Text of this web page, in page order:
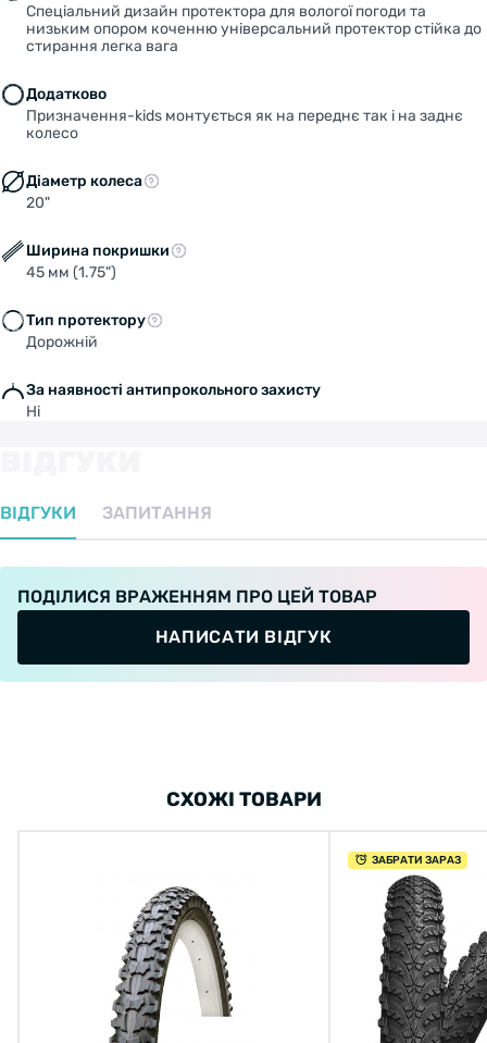
Спеціальний дизайн протектора для вологої погоди та
низьким опором коченню універсальний протектор стійка до
стирання легка вага
Додатково
Призначення-kids монтується як на переднє так і на заднє
колесо
Діаметр колеса
20"
Ширина покришки
45 мм (1.75")
Тип протектору
Дорожній
За наявності антипрокольного захисту
Ні
ВІДГУКИ ЗАПИТАННЯ
ПОДІЛИСЯ ВРАЖЕННЯМ ПРО ЦЕЙ ТОВАР
НАПИСАТИ ВІДГУК
СХОЖІ ТОВАРИ
ЗАБРАТИ ЗАРАЗ